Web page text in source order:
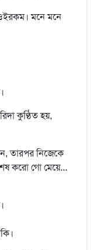
মনে মনে
কুণ্ঠিত হয়,
তারপর নিজেকে
করো গো মেয়ে...